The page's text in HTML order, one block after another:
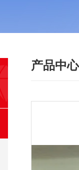
产品中心